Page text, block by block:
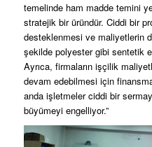
temelinde ham madde temini
stratejik bir üründür. Ciddi bir
desteklenmesi ve maliyetlerin
şekilde polyester gibi sentetik
Ayrıca, firmaların işçilik
devam edebilmesi için
anda işletmeler ciddi bir
büyümeyi engelliyor.”